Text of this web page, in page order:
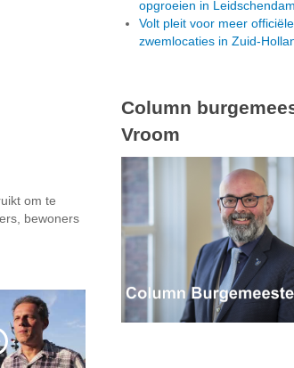
om te
bewoners
opgroeien in
Volt pleit voor meer officiële
zwemlocaties in Zuid-
Column
Vroom